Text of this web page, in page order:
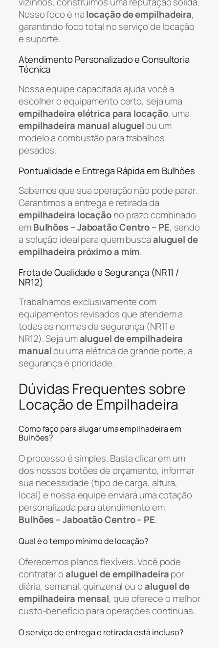
Nosso foco é nalocação de empilhadeira,
garantindo foco total no serviço de locação
e suporte.
Atendimento Personalizado e Consultoria
Técnica
Nossa equipe capacitada ajuda você a
escolher o equipamento certo, seja uma
empilhadeira elétrica para locação, uma
empilhadeira manual aluguelou um
modelo a combustão para trabalhos
pesados.
Pontualidade e Entrega Rápida em Bulhões
Sabemos que sua operação não pode parar.
Garantimos a entrega e retirada da
empilhadeira locaçãono prazo combinado
emBulhões – Jaboatão Centro – PE, sendo
a solução ideal para quem buscaaluguel de
empilhadeira próximo a mim.
Frota de Qualidade e Segurança (NR11 /
NR12)
Trabalhamos exclusivamente com
equipamentos revisados que atendem a
todas as normas de segurança (NR11 e
NR12). Seja umaluguel de empilhadeira
manualou uma elétrica de grande porte, a
segurança é prioridade.
Dúvidas Frequentes sobre
Locação de Empilhadeira
Como faço para alugar uma empilhadeira em
Bulhões?
O processo é simples. Basta clicar em um
dos nossos botões de orçamento, informar
sua necessidade (tipo de carga, altura,
local) e nossa equipe enviará uma cotação
personalizada para atendimento em
Bulhões – Jaboatão Centro – PE.
Qual é o tempo mínimo de locação?
Oferecemos planos flexíveis. Você pode
contratar oaluguel de empilhadeirapor
diária, semanal, quinzenal ou oaluguel de
empilhadeira mensal, que oferece o melhor
custo-benefício para operações contínuas.
O serviço de entrega e retirada está incluso?